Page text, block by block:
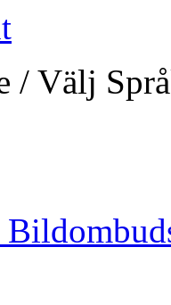
/ Välj